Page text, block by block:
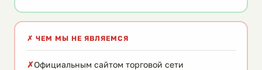
✗ ЧЕМ МЫ НЕ ЯВЛЯЕМСЯ
Официальным сайтом торговой сети